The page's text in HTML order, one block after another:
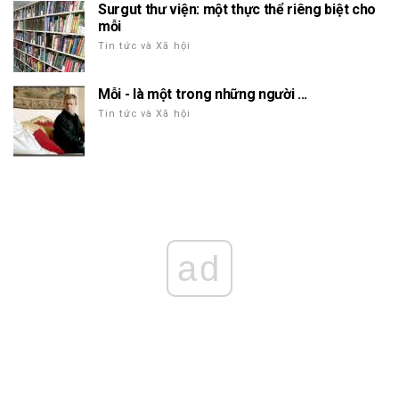
Surgut thư viện: một thực thể riêng biệt cho
mỗi
Tin tức và Xã hội
Mỗi - là một trong những người ...
Tin tức và Xã hội
ad